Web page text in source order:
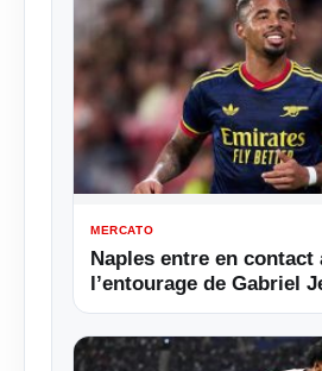
MERCATO
Naples entre en contact
l’entourage de Gabriel